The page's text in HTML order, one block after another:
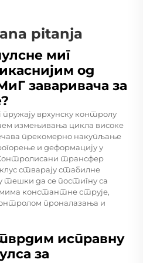
pitanja
миг
од
заваривача за
врхунску контролу
измењивања цикла високе
прекомерно накупљање
и деформацију у
трансфер
стварају стабилне
тешки да се постигну са
константне струје,
проналазања и
исправну
за